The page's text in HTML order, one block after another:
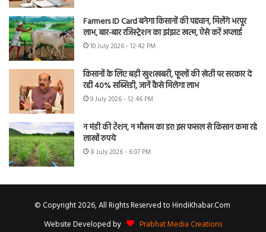
Farmers ID Card बनेगा किसानों की पहचान, मिलेंगे भरपूर
लाभ, बार-बार रजिस्ट्रेशन का झंझट खत्म, ऐसे करें अप्लाई
10 July 2026 - 12:42 PM
किसानों के लिए बड़ी खुशखबरी, फूलों की खेती पर सरकार दे
रही 40% सब्सिडी, जानें कैसे मिलेगा लाभ
9 July 2026 - 12:46 PM
न मंडी की टेंशन, न मौसम का डर! इस फसल से किसान कमा रहे
लाखों रुपये
8 July 2026 - 6:07 PM
© Copyright 2026, All Rights Reserved to HindiKhabar.Com
Website Developed by
Prabhat Media Creations